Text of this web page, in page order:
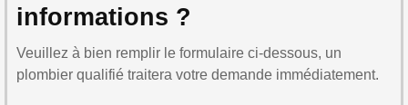
informations ?
Veuillez à bien remplir le formulaire ci-dessous, un
plombier qualifié traitera votre demande immédiatement.